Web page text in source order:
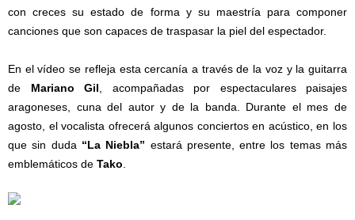
con creces su estado de forma y su maestría para componer
canciones que son capaces de traspasar la piel del espectador.
En el vídeo se refleja esta cercanía a través de la voz y la guitarra
de Mariano Gil , acompañadas por espectaculares paisajes
aragoneses, cuna del autor y de la banda. Durante el mes de
agosto, el vocalista ofrecerá algunos conciertos en acústico, en los
que sin duda “La Niebla” estará presente, entre los temas más
emblemáticos de Tako